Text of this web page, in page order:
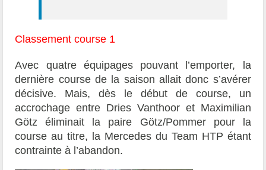
Classement course 1
Avec quatre équipages pouvant l’emporter, la
dernière course de la saison allait donc s’avérer
décisive. Mais, dès le début de course, un
accrochage entre Dries Vanthoor et Maximilian
Götz éliminait la paire Götz/Pommer pour la
course au titre, la Mercedes du Team HTP étant
contrainte à l’abandon.